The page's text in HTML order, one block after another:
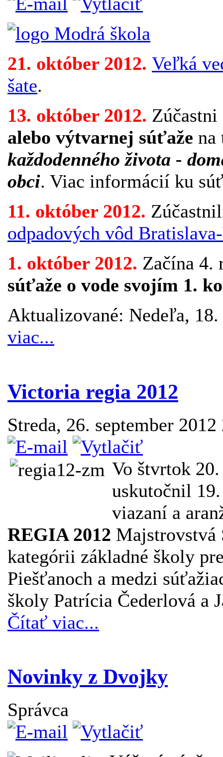
21. október 2012. Veľká
šate.
13. október 2012.
alebo výtvarnej súťaže na
každodenného života -
obci. Viac informácií ku
11. október 2012.
odpadových vôd
1. október 2012. Začína
súťaže o vode svojím 1.
Aktualizované: Nedeľa,
viac...
Victoria regia 2012
Streda, 26. september
Vo štvrtok
uskutočnil
viazaní a
REGIA 2012 Majstrovstvá
kategórii základné školy
Piešťanoch a medzi
školy Patrícia Čederlová a
Čítať viac...
Novinky z Dvojky
Správca